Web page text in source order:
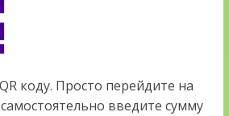
коду. Просто перейдите на
введите сумму